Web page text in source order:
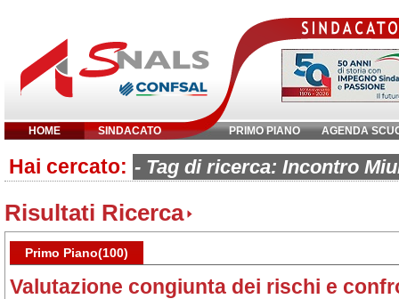
HOME SINDACATO PRIMO PIANO AGENDA
Inserisci parola chiave:
Hai cercato: - Tag di ricerca: Incontro
Risultati Ricerca
Primo Piano(100)
Valutazione congiunta dei rischi e